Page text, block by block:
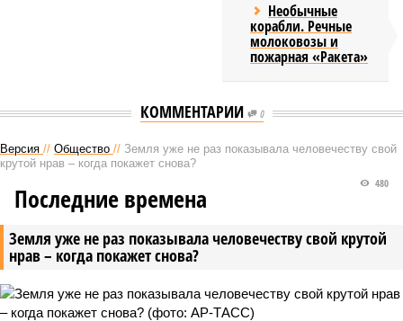
Необычные
корабли. Речные
молоковозы и
пожарная «Ракета»
КОММЕНТАРИИ 0
Версия // Общество // Земля уже не раз показывала человечеству свой
крутой нрав – когда покажет снова?
Земля уже не раз показывала человечеству свой крутой
нрав – когда покажет снова?
480
Последние времена